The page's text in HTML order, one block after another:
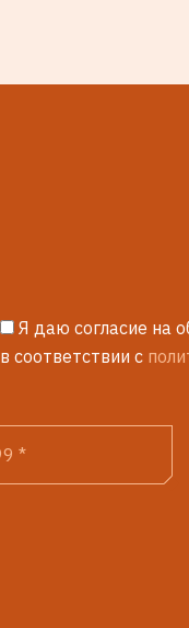
Я даю согласие на
в соответствии с